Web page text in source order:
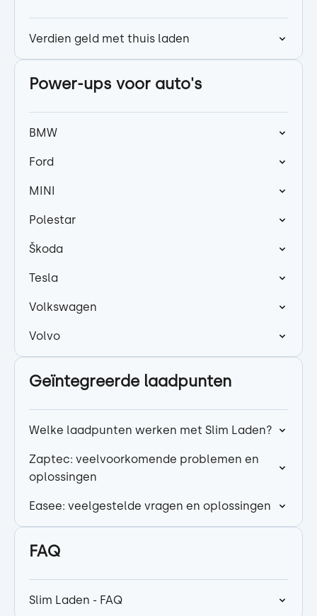
Verdien geld met thuis laden
Power-ups voor auto's
BMW
Ford
MINI
Polestar
Škoda
Tesla
Volkswagen
Volvo
Geïntegreerde laadpunten
Welke laadpunten werken met Slim Laden?
Zaptec: veelvoorkomende problemen en
oplossingen
Easee: veelgestelde vragen en oplossingen
FAQ
Slim Laden - FAQ